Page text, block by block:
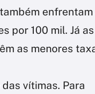
por 100 mil. Já
as menores
vítimas. Para